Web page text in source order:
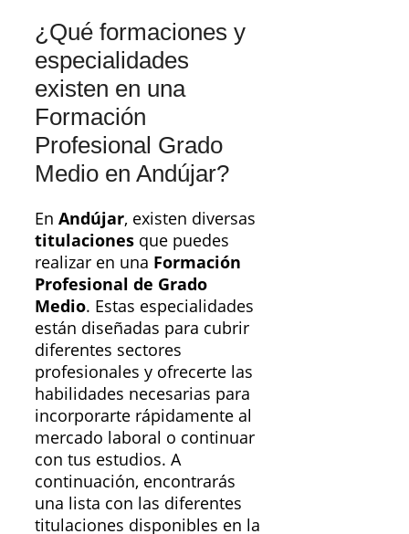
¿Qué formaciones y
especialidades
existen en una
Formación
Profesional Grado
Medio en Andújar?
En Andújar, existen diversas
titulaciones que puedes
realizar en una Formación
Profesional de Grado
Medio. Estas especialidades
están diseñadas para cubrir
diferentes sectores
profesionales y ofrecerte las
habilidades necesarias para
incorporarte rápidamente al
mercado laboral o continuar
con tus estudios. A
continuación, encontrarás
una lista con las diferentes
titulaciones disponibles en la